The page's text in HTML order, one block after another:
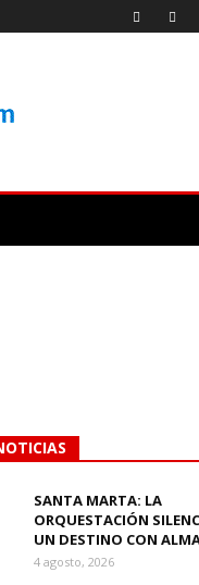
SANTA MARTA: LA
ORQUESTACIÓN
UN DESTINO CON
4 agosto, 2026